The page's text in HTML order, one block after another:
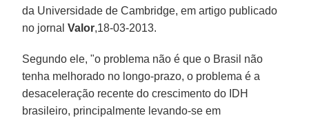
da Universidade de Cambridge, em artigo publicado
no jornalValor,18-03-2013.
Segundo ele, "o problema não é que o Brasil não
tenha melhorado no longo-prazo, o problema é a
desaceleração recente do crescimento do IDH
brasileiro, principalmente levando-se em